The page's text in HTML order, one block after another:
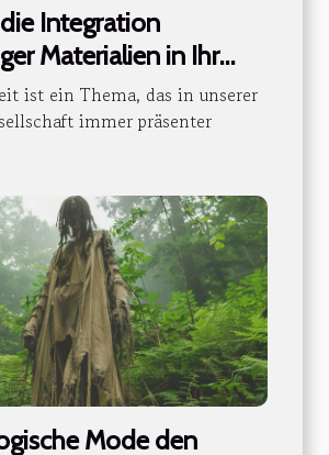
Integration
Materialien in Ihr
ist ein Thema, das in unserer
immer präsenter
Mode den